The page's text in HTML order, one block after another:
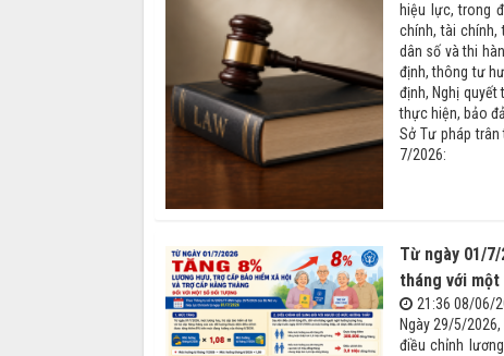
hiệu lực, trong
chính, tài chính,
dân số và thi
định, thông tư
định, Nghị
thực hiện, bảo
Sở Tư pháp
7/2026:
Từ ngày 01/
tháng với
21:36 08/06/
Ngày 29/5/
điều chỉnh